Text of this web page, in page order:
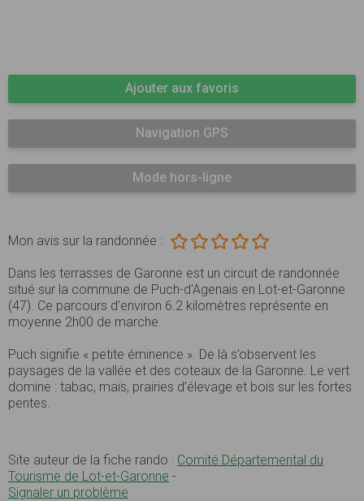
Ajouter aux favoris
Navigation GPS
Mode hors-ligne
Mon avis sur la randonnée :
Dans les terrasses de Garonne est un circuit de randonnée
situé sur la commune de Puch-d'Agenais en Lot-et-Garonne
(47). Ce parcours d’environ 6.2 kilomètres représente en
moyenne 2h00 de marche.
Puch signifie « petite éminence ». De là s’observent les
paysages de la vallée et des coteaux de la Garonne. Le vert
domine : tabac, maïs, prairies d’élevage et bois sur les fortes
pentes.
Site auteur de la fiche rando : Comité Départemental du
Tourisme de Lot-et-Garonne -
Signaler un problème